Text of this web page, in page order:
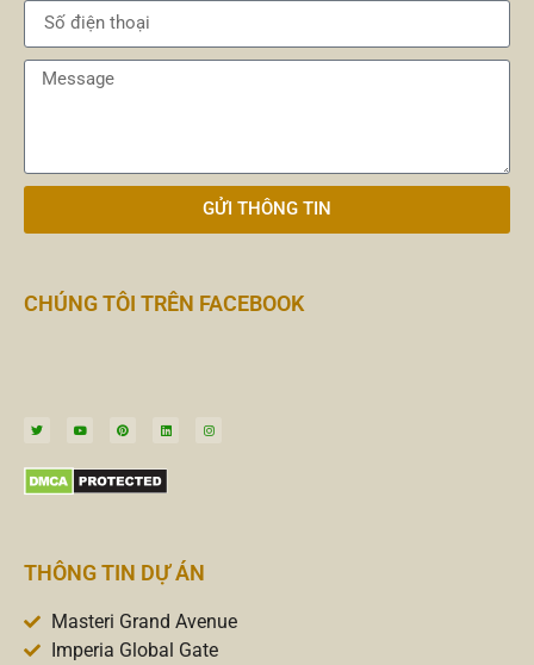
GỬI THÔNG TIN
CHÚNG TÔI TRÊN FACEBOOK
THÔNG TIN DỰ ÁN
Masteri Grand Avenue
Imperia Global Gate